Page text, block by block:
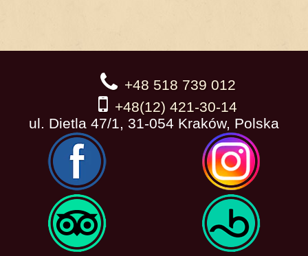
+48 518 739 012
+48(12) 421-30-14
ul. Dietla 47/1, 31-054 Kraków, Polska